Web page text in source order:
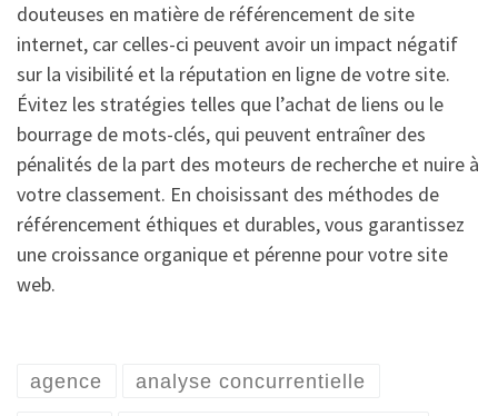
douteuses en matière de référencement de site
internet, car celles-ci peuvent avoir un impact négatif
sur la visibilité et la réputation en ligne de votre site.
Évitez les stratégies telles que l’achat de liens ou le
bourrage de mots-clés, qui peuvent entraîner des
pénalités de la part des moteurs de recherche et nuire à
votre classement. En choisissant des méthodes de
référencement éthiques et durables, vous garantissez
une croissance organique et pérenne pour votre site
web.
agence analyse concurrentielle